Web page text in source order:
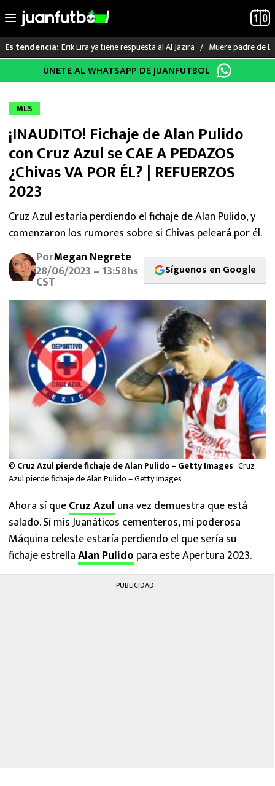
al
Es tendencia: Erik Lira ya tiene respuesta al Al Jazira Muere padre de
LO ÚLTIMO
LIGA MX
RAYADOS
PUMAS
ATLANTE
SELECCIÓN MEXICANA
FUTBOL INTERNACIONAL
MEXICANOS EN EL EXTRANJERO
FUTBOL ESTUFA
FÓRMULA 1
BOXEO
LIGA MX
NFL
ÚNETE AL WHATSAPP DE JUANFUTBOL
MLS
¡INAUDITO! Fichaje de Alan Pulido
con Cruz Azul se CAE A PEDAZOS
¿Chivas VA POR ÉL? | REFUERZOS
2023
Cruz Azul estaría perdiendo el fichaje de Alan Pulido, y
comenzaron los rumores sobre si Chivas peleará por él.
PorMegan Negrete
28/06/2023 – 13:58hs
CST
Síguenos en Google
© Cruz Azul pierde fichaje de Alan Pulido – Getty Images Cruz
Azul pierde fichaje de Alan Pulido – Getty Images
Ahora sí queCruz Azul una vez demuestra que está
salado. Sí mis Juanáticos cementeros, mi poderosa
Máquina celeste estaría perdiendo el que sería su
fichaje estrellaAlan Pulido para este Apertura 2023.
PUBLICIDAD